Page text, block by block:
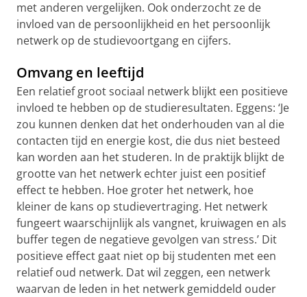
met anderen vergelijken. Ook onderzocht ze de
invloed van de persoonlijkheid en het persoonlijk
netwerk op de studievoortgang en cijfers.
Omvang en leeftijd
Een relatief groot sociaal netwerk blijkt een positieve
invloed te hebben op de studieresultaten. Eggens: ‘Je
zou kunnen denken dat het onderhouden van al die
contacten tijd en energie kost, die dus niet besteed
kan worden aan het studeren. In de praktijk blijkt de
grootte van het netwerk echter juist een positief
effect te hebben. Hoe groter het netwerk, hoe
kleiner de kans op studievertraging. Het netwerk
fungeert waarschijnlijk als vangnet, kruiwagen en als
buffer tegen de negatieve gevolgen van stress.’ Dit
positieve effect gaat niet op bij studenten met een
relatief oud netwerk. Dat wil zeggen, een netwerk
waarvan de leden in het netwerk gemiddeld ouder